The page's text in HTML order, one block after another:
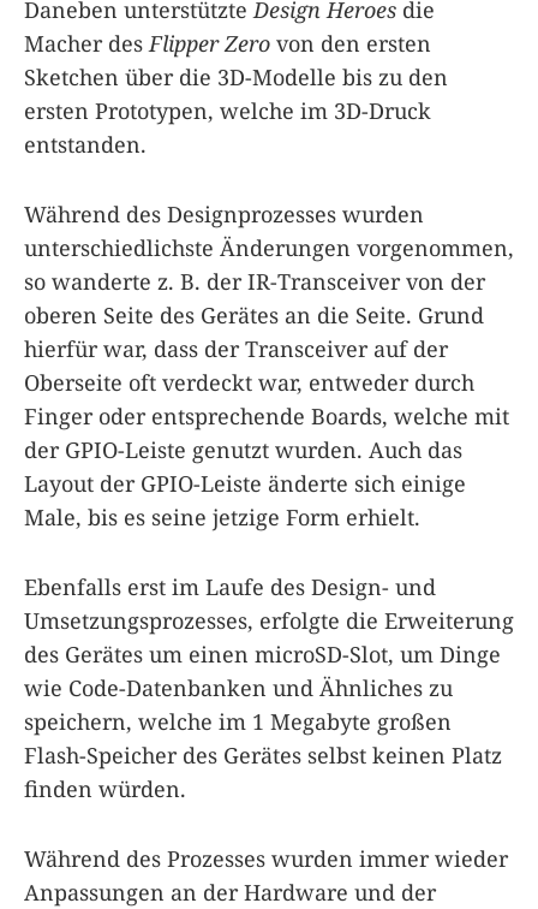
Daneben unterstützteDesign Heroes die
Macher desFlipper Zero von den ersten
Sketchen über die 3D-Modelle bis zu den
ersten Prototypen, welche im 3D-Druck
entstanden.
Während des Designprozesses wurden
unterschiedlichste Änderungen vorgenommen,
so wanderte z. B. der IR-Transceiver von der
oberen Seite des Gerätes an die Seite. Grund
hierfür war, dass der Transceiver auf der
Oberseite oft verdeckt war, entweder durch
Finger oder entsprechende Boards, welche mit
der GPIO-Leiste genutzt wurden. Auch das
Layout der GPIO-Leiste änderte sich einige
Male, bis es seine jetzige Form erhielt.
Ebenfalls erst im Laufe des Design- und
Umsetzungsprozesses, erfolgte die Erweiterung
des Gerätes um einen microSD-Slot, um Dinge
wie Code-Datenbanken und Ähnliches zu
speichern, welche im 1 Megabyte großen
Flash-Speicher des Gerätes selbst keinen Platz
finden würden.
Während des Prozesses wurden immer wieder
Anpassungen an der Hardware und der